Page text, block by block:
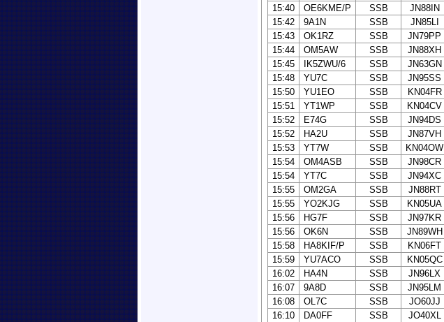
15:40
OE6KME/P SSB JN88IN
15:42
9A1N SSB JN85LI
15:43
OK1RZ SSB JN79PP
15:44
OM5AW SSB JN88XH
15:45
IK5ZWU/6 SSB JN63GN
15:48
YU7C SSB JN95SS
15:50
YU1EO SSB KN04FR
15:51
YT1WP SSB KN04CV
15:52
E74G SSB JN94DS
15:52
HA2U SSB JN87VH
15:53
YT7W SSB KN04OW
15:54
OM4ASB SSB JN98CR
15:54
YT7C SSB JN94XC
15:55
OM2GA SSB JN88RT
15:55
YO2KJG SSB KN05UA
15:56
HG7F SSB JN97KR
15:56
OK6N SSB JN89WH
15:58
HA8KIF/P SSB KN06FT
15:59
YU7ACO SSB KN05QC
16:02
HA4N SSB JN96LX
16:07
9A8D SSB JN95LM
16:08
OL7C SSB JO60JJ
16:10
DA0FF SSB JO40XL